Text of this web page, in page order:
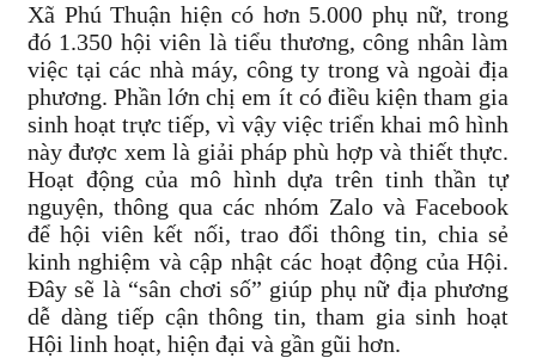
Xã Phú Thuận hiện có hơn 5.000 phụ nữ, trong
đó 1.350 hội viên là tiểu thương, công nhân làm
việc tại các nhà máy, công ty trong và ngoài địa
phương. Phần lớn chị em ít có điều kiện tham gia
sinh hoạt trực tiếp, vì vậy việc triển khai mô hình
này được xem là giải pháp phù hợp và thiết thực.
Hoạt động của mô hình dựa trên tinh thần tự
nguyện, thông qua các nhóm Zalo và Facebook
để hội viên kết nối, trao đổi thông tin, chia sẻ
kinh nghiệm và cập nhật các hoạt động của Hội.
Đây sẽ là “sân chơi số” giúp phụ nữ địa phương
dễ dàng tiếp cận thông tin, tham gia sinh hoạt
Hội linh hoạt, hiện đại và gần gũi hơn.